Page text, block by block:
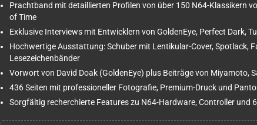
Prachtband mit detaillierten Profilen von über 150 N64-Klassikern
of Time
Exklusive Interviews mit Entwicklern von GoldenEye, Perfect Dark,
Hochwertige Ausstattung: Schuber mit Lentikular-Cover, Spotlack,
Lesezeichenbänder
Vorwort von David Doak (GoldenEye) plus Beiträge von Miyamoto,
436 Seiten mit professioneller Fotografie, Premium-Druck und
Sorgfältig recherchierte Features zu N64-Hardware, Controller und